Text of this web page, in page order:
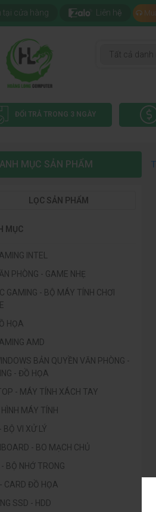
tại cửa hàng Liên hệ
ĐỔI TRẢ TRONG 3 NGÀY
MỤC SẢN PHẨM
LỌC SẢN PHẨM
MỤC
INTEL
PHÒNG - GAME NHẸ
GAMING - BỘ MÁY TÍNH CHƠI
HỌA
AMD
BẢN QUYỀN VĂN PHÒNG -
- ĐỒ HỌA
- MÁY TÍNH XÁCH TAY
MÁY TÍNH
BỘ VI XỬ LÝ
- BO MẠCH CHỦ
BỘ NHỚ TRONG
CARD ĐỒ HỌA
SSD - HDD